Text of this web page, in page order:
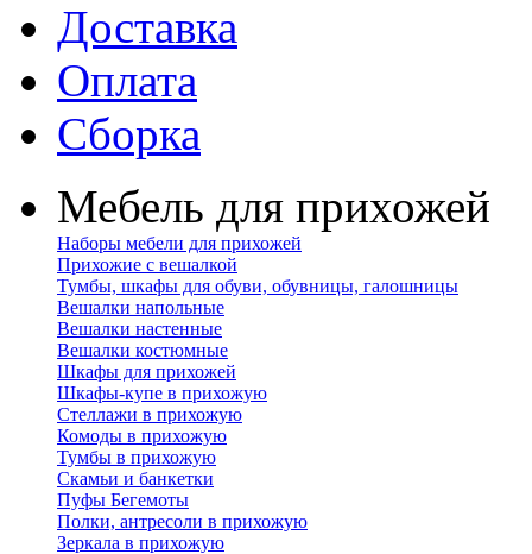
Доставка
Оплата
Сборка
Мебель для прихожей
Наборы мебели для прихожей
Прихожие с вешалкой
Тумбы, шкафы для обуви, обувницы, галошницы
Вешалки напольные
Вешалки настенные
Вешалки костюмные
Шкафы для прихожей
Шкафы-купе в прихожую
Стеллажи в прихожую
Комоды в прихожую
Тумбы в прихожую
Скамьи и банкетки
Пуфы Бегемоты
Полки, антресоли в прихожую
Зеркала в прихожую